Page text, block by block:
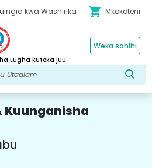
kwa Washirika shopping_cart Mkokoteni
Lugha kutoka juu.
Weka sahihi
Kuunganisha